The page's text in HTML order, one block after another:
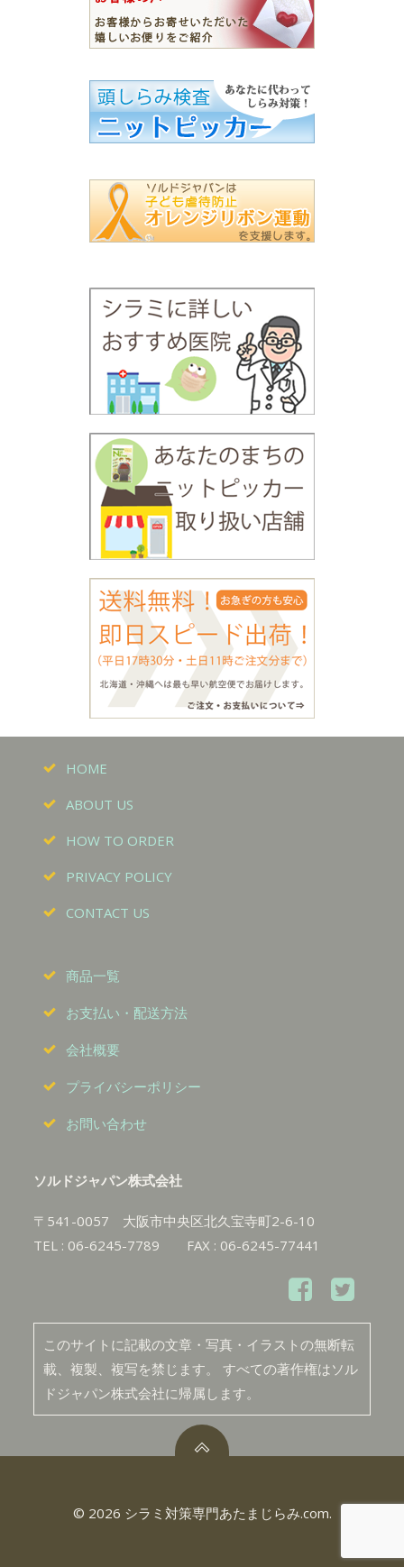
HOME
ABOUT US
HOW TO ORDER
PRIVACY POLICY
CONTACT US
商品一覧
お支払い・配送方法
会社概要
プライバシーポリシー
お問い合わせ
ソルドジャパン株式会社
〒541-0057 大阪市中央区北久宝寺町2-6-10
TEL : 06-6245-7789 FAX : 06-6245-77441
このサイトに記載の文章・写真・イラストの無断転
載、複製、複写を禁じます。 すべての著作権はソル
ドジャパン株式会社に帰属します。
© 2026 シラミ対策専門あたまじらみ.com.